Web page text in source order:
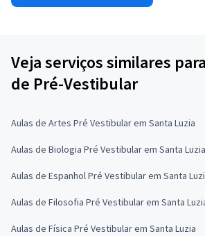
Veja serviços similares
de Pré-Vestibular
Aulas de Artes Pré Vestibular em Santa Luzia
Aulas de Biologia Pré Vestibular em Santa Luzia
Aulas de Espanhol Pré Vestibular em Santa
Aulas de Filosofia Pré Vestibular em Santa
Aulas de Física Pré Vestibular em Santa Luzia